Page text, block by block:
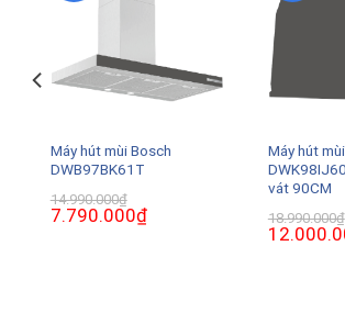
Máy hút mùi Bosch
DWB97BK61T
14.990.000₫
Giá
gốc
7.790.000₫Giá
hiện
Máy hút
vát 90CM
18.990.000₫
Giá
gốc